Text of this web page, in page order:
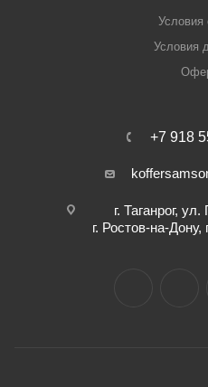
Условия
Условия
+7 918
г. Таганрог,
г. Ростов-на-